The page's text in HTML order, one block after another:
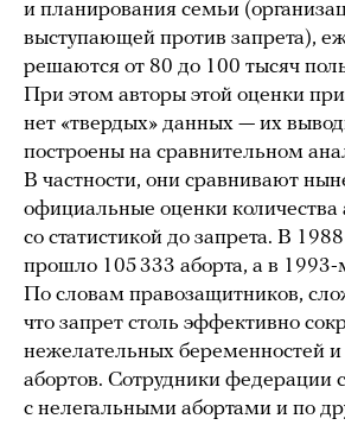
и планирования семьи
выступающей против запрета),
решаются от 80 до 100 тысяч
При этом авторы этой оценки
нет «твердых» данных — их
построены на сравнительном
В частности, они сравнивают
официальные оценки количества
со статистикой до запрета. В
прошло 105 333 аборта, а в
По словам правозащитников,
что запрет столь эффективно
нежелательных беременностей
абортов. Сотрудники федерации
с нелегальными абортами и по